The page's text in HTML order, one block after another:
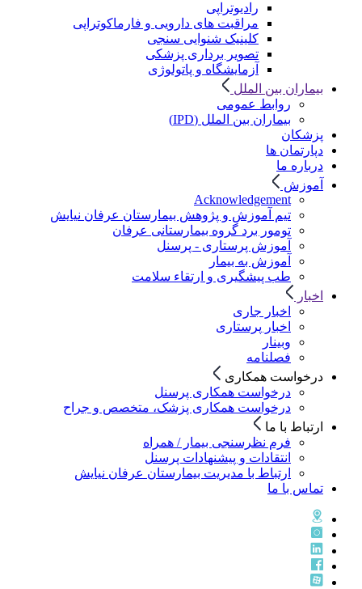
رادیوتراپی
مراقبت های دارویی و فارماکوتراپی
کلینیک شنوایی سنجی
تصویر برداری پزشکی
آزمایشگاه و پاتولوژی
بیماران بین الملل
روابط عمومی
بیماران بین الملل (IPD)
پزشکان
دپارتمان ها
درباره ما
آموزش
Acknowledgement
تیم آموزش و پژوهش بیمارستان عرفان نیایش
تومور برد گروه بیمارستانی عرفان
آموزش پرستاری - پرسنل
آموزش به بیمار
طب پیشگیری و ارتقاء سلامت
اخبار
اخبار جاری
اخبار پرستاری
وبینار
فصلنامه
درخواست همکاری
درخواست همکاری پرسنل
درخواست همکاری پزشک، متخصص و جراح
ارتباط با ما
فرم نظرسنجی بیمار / همراه
انتقادات و پیشنهادات پرسنل
ارتباط با مدیریت بیمارستان عرفان نیایش
تماس با ما